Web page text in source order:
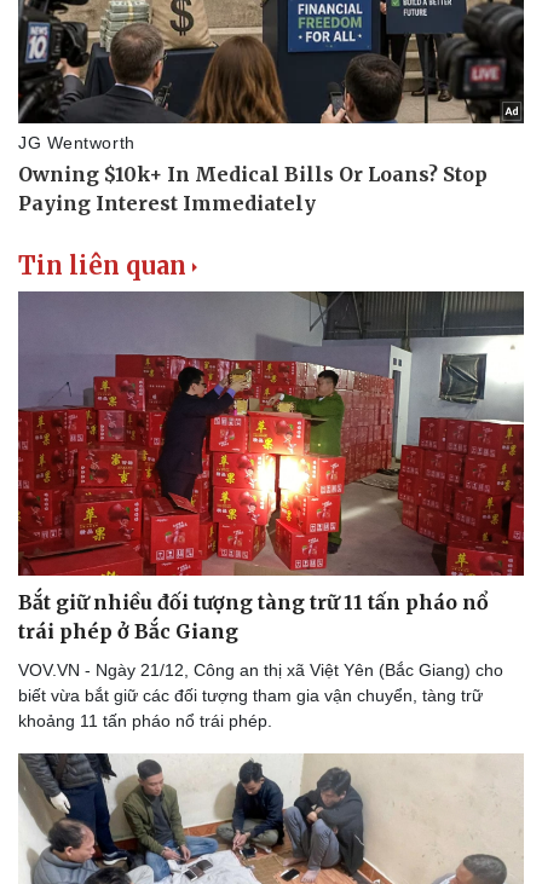
Doanh nghiệp
Thông tin doanh nghiệp
Doanh nghiệp 24h
Doanh nhân
Công nghệ
Tin Công nghệ
Trải nghiệm
Tin liên quan
Bắt giữ nhiều đối tượng tàng trữ 11 tấn pháo nổ
trái phép ở Bắc Giang
VOV.VN - Ngày 21/12, Công an thị xã Việt Yên (Bắc Giang) cho
biết vừa bắt giữ các đối tượng tham gia vận chuyển, tàng trữ
khoảng 11 tấn pháo nổ trái phép.